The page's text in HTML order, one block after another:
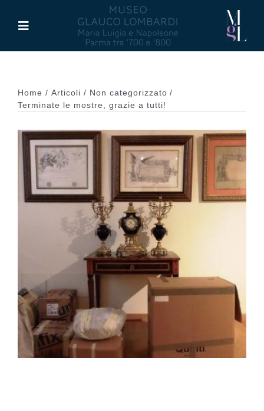
contenuto
Toggle
Maria Luigia d’Asburgo
Glauco Lombardi
Palazzo di Riserva
Collezione
Contatti e biglietti
Home Articoli
Non categorizzato
Terminate le mostre, grazie a tutti!